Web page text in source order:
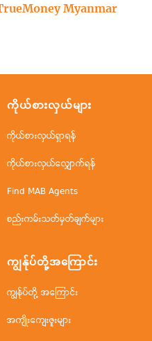
Myanmar
ကိုယ်စားလှယ်များ
ကိုယ်စားလှယ်ရှာရန်
ကိုယ်စားလှယ်လျှောက်ရန်
Find MAB Agents
စည်းကမ်းသတ်မှတ်ချက်များ
ကျွန်ုပ်တို့အ‌ကြောင်း
ကျွန်ုပ်တို့ အကြောင်း
အကျိုးကျေးဇူးများ